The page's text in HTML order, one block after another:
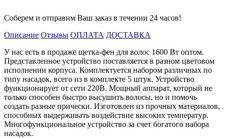
Соберем и отправим Ваш заказ в течении 24 часов!
Описание Отзывы ОПЛАТА ДОСТАВКА
У нас есть в продаже щетка-фен для волос 1600 Вт оптом.
Представленное устройство поставляется в разном цветовом
исполнении корпуса. Комплектуется набором различных по
типу насадок, всего из в комплекте 5 штук. Устройство
функционирует от сети 220В. Мощный аппарат, который не
только способен быстро высушить волосы, но и помочь
создать разные прически. Изготовлен из прочных материалов,
способных выдерживать воздействие высоких температур.
Многофункциональное устройство за счет богатого набора
насадок.